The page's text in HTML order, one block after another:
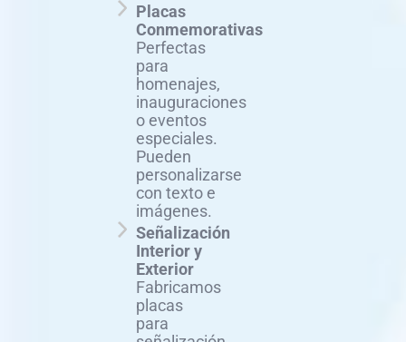
Placas
Conmemorativas
Perfectas
para
homenajes,
inauguraciones
o eventos
especiales.
Pueden
personalizarse
con texto e
imágenes.
Señalización
Interior y
Exterior
Fabricamos
placas
para